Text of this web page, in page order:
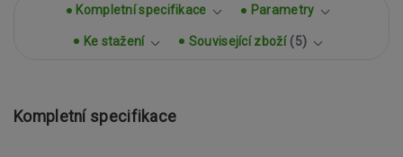
Kompletní specifikace Parametry
Ke stažení Související zboží 5
Kompletní specifikace